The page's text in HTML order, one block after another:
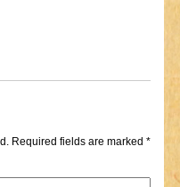
Required fields are marked *